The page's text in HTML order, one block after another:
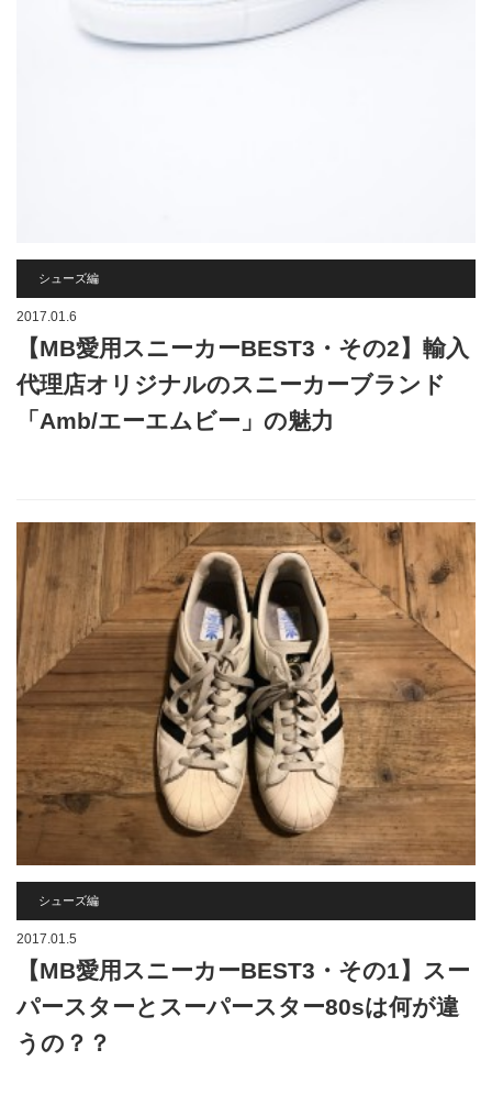
シューズ編
2017.01.6
【MB愛用スニーカーBEST3・その2】輸入
代理店オリジナルのスニーカーブランド
「Amb/エーエムビー」の魅力
シューズ編
2017.01.5
【MB愛用スニーカーBEST3・その1】スー
パースターとスーパースター80sは何が違
うの？？